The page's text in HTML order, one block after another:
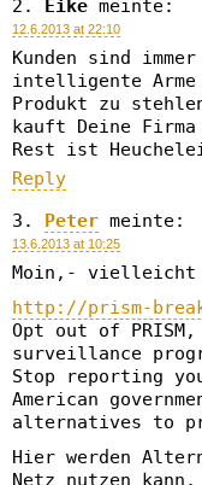
Eike meinte:
12.6.2013 at 22:10
Kunden sind
intelligente
Produkt zu
kauft Deine
Rest ist
Reply
Peter meinte:
13.6.2013 at 10:25
Moin,- vielleicht
http://prism-
Opt out of
surveillance
Stop reporting
American
alternatives to
Hier werden
Netz nutzen